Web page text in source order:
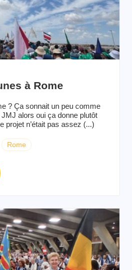
à Rome
? Ça sonnait un peu comme
alors oui ça donne plutôt
projet n’était pas assez (...)
Rome